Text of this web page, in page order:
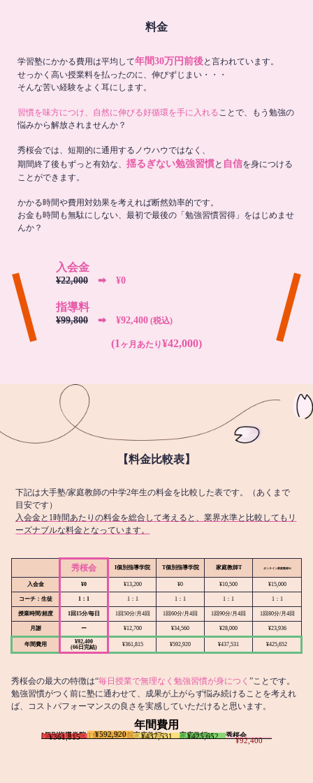
料金
学習塾にかかる費用は平均して年間30万円前後と言われています。
せっかく高い授業料を払ったのに、伸びずじまい・・・
そんな苦い経験をよく耳にします。
習慣を味方につけ、自然に伸びる好循環を手に入れる ことで、もう勉強の
悩みから解放されませんか？
秀桜会では、短期的に通用するノウハウではなく、
期間終了後もずっと有効な、 揺るぎない勉強習慣と 自信を身につける
ことができます。
かかる時間や費用対効果を考えれば断然効率的です。
お金も時間も無駄にしない、最初で最後の「勉強習慣習得」をはじめませ
んか？
入会金
¥22,000 ➡︎ ¥0
指導料
¥99,800 ➡︎ ¥92,400 (税込)
(1 ヶ月あたり¥42,000)
【料金比較表】
下記は大手塾/家庭教師の中学2年生の料金を比較した表です。（あくまで
目安です）
入会金と1時間あたりの料金を総合して考えると、業界水準と比較してもリ
ーズナブルな料金となっています。
秀桜会 I個別指導学院 T個別指導学院 家庭教師T オンライン家庭教師M
入会金 ¥0 ¥13,200 ¥0 ¥10,500 ¥15,000
コーチ：生徒 1：1 1：1 1：1 1：1 1：1
授業時間/頻度 1回15分/毎日 1回50分/月4回 1回60分/月4回 1回90分/月4回 1回80分/月4回
月謝 ー ¥12,700 ¥34,560 ¥28,000 ¥23,936
年間費用
¥92,400
(66日完結)
¥361,815 ¥592,920 ¥437,531 ¥425,652
秀桜会の最大の特徴は“毎日授業で無理なく勉強習慣が身につく ”ことです。
勉強習慣がつく前に塾に通わせて、成果が上がらず悩み続けることを考えれ
ば、コストパフォーマンスの良さを実感していただけると思います。
年間費用
I個別指導学院
¥361,815 T個別指導学院
¥592,920 家庭教師T
¥437,531 家庭教師M
¥425,652 秀桜会
¥92,400